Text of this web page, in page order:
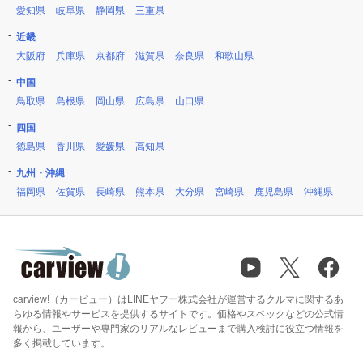
愛知県
岐阜県 静岡県 三重県
近畿
大阪府
兵庫県 京都府 滋賀県 奈良県 和歌山県
中国
鳥取県
島根県 岡山県 広島県 山口県
四国
徳島県
香川県 愛媛県 高知県
九州・沖縄
福岡県
佐賀県 長崎県 熊本県 大分県 宮崎県 鹿児島県 沖縄県
carview!（カービュー）はLINEヤフー株式会社が運営するクルマに関するあ
らゆる情報やサービスを提供するサイトです。価格やスペックなどの公式情
報から、ユーザーや専門家のリアルなレビューまで購入検討に役立つ情報を
多く掲載しています。